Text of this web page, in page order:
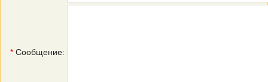
* Сообщение: